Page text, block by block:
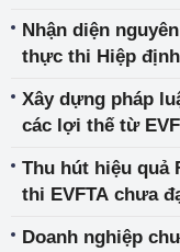
Nhận diện
thực thi Hiệp định
Xây dựng pháp
các lợi thế từ
Thu hút hiệu quả
thi EVFTA chưa
Doanh nghiệp